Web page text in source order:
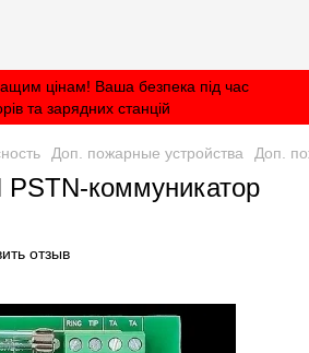
цінам! Ваша безпека під час
та зарядних станцій
Доп. пожарные устройства Доп.
коммуникатор
отзыв